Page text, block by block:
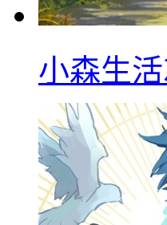
小森生